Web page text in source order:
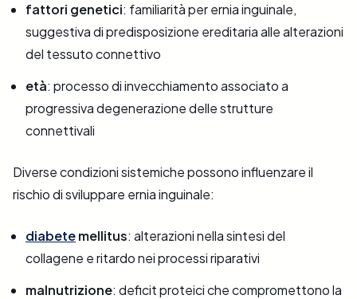
fattori genetici: familiarità per ernia inguinale,
suggestiva di predisposizione ereditaria alle alterazioni
del tessuto connettivo
età: processo di invecchiamento associato a
progressiva degenerazione delle strutture
connettivali
Diverse condizioni sistemiche possono influenzare il
rischio di sviluppare ernia inguinale:
diabetemellitus: alterazioni nella sintesi del
collagene e ritardo nei processi riparativi
malnutrizione: deficit proteici che compromettono la